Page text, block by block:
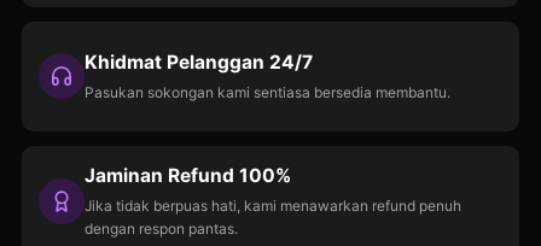
Khidmat Pelanggan 24/7
Pasukan sokongan kami sentiasa bersedia membantu.
Jaminan Refund 100%
Jika tidak berpuas hati, kami menawarkan refund penuh
dengan respon pantas.